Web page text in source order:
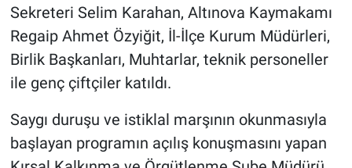
Sekreteri Selim Karahan, Altınova Kaymakamı
Regaip Ahmet Özyiğit, İl-İlçe Kurum Müdürleri,
Birlik Başkanları, Muhtarlar, teknik personeller
ile genç çiftçiler katıldı.
Saygı duruşu ve istiklal marşının okunmasıyla
başlayan programın açılış konuşmasını yapan